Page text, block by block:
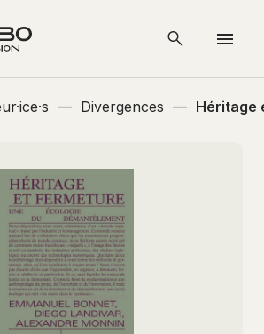
— Divergences — Héritage